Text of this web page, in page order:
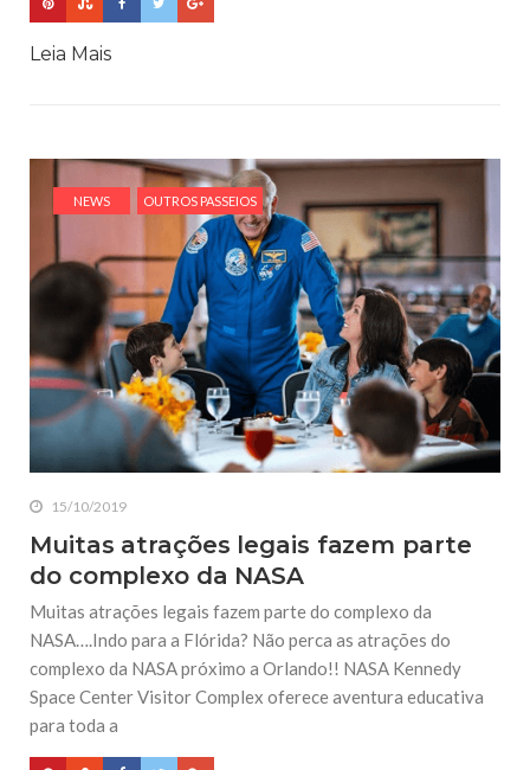
Leia Mais
NEWS OUTROS PASSEIOS
15/10/2019
Muitas atrações legais fazem parte
do complexo da NASA
Muitas atrações legais fazem parte do complexo da
NASA….Indo para a Flórida? Não perca as atrações do
complexo da NASA próximo a Orlando!! NASA Kennedy
Space Center Visitor Complex oferece aventura educativa
para toda a